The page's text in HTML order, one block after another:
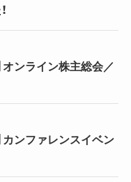
オンライン株主総会／
カンファレンスイベン